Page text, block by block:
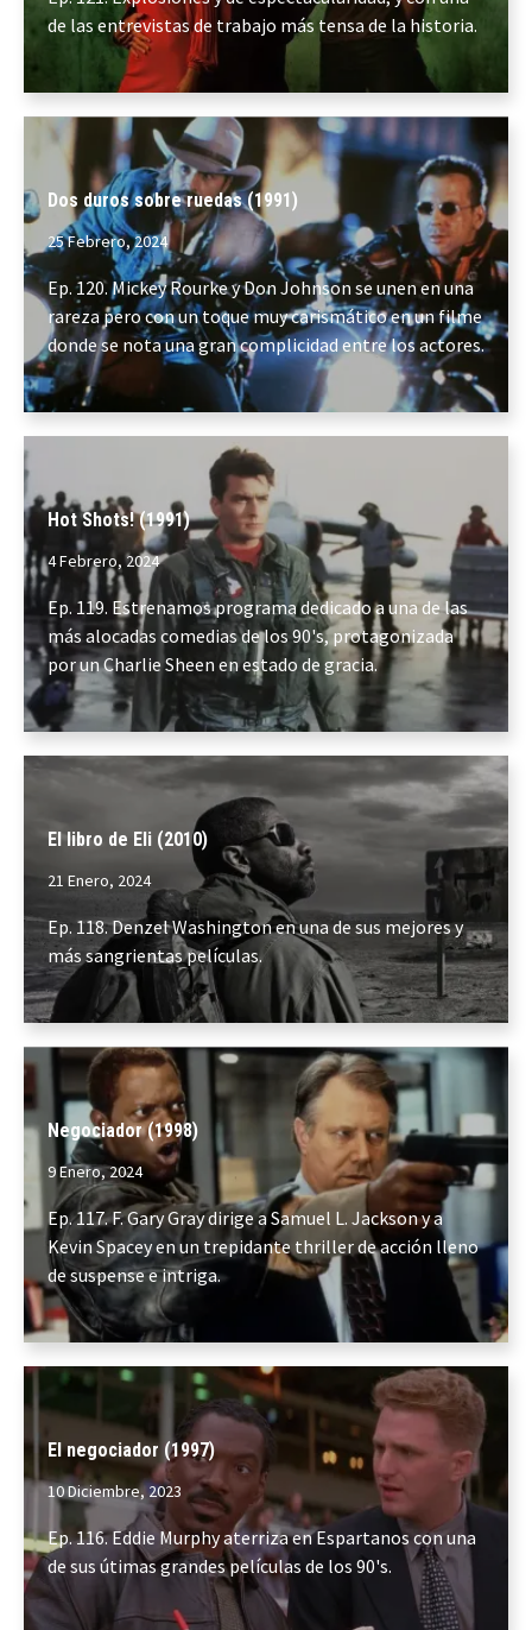
de las entrevistas de trabajo más tensa de la historia.
Dos duros sobre ruedas (1991)
25 Febrero, 2024
Ep. 120. Mickey Rourke y Don Johnson se unen en una
rareza pero con un toque muy carismático en un filme
donde se nota una gran complicidad entre los actores.
Hot Shots! (1991)
4 Febrero, 2024
Ep. 119. Estrenamos programa dedicado a una de las
más alocadas comedias de los 90's, protagonizada
por un Charlie Sheen en estado de gracia.
El libro de Eli (2010)
21 Enero, 2024
Ep. 118. Denzel Washington en una de sus mejores y
más sangrientas películas.
Negociador (1998)
9 Enero, 2024
Ep. 117. F. Gary Gray dirige a Samuel L. Jackson y a
Kevin Spacey en un trepidante thriller de acción lleno
de suspense e intriga.
El negociador (1997)
10 Diciembre, 2023
Ep. 116. Eddie Murphy aterriza en Espartanos con una
de sus útimas grandes películas de los 90's.